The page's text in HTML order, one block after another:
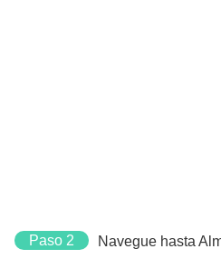
Paso 2 Navegue hasta